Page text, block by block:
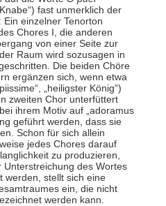
fast unmerklich der
einzelner Tenorton
Chores I, die anderen
von einer Seite zur
Raum wird sozusagen in
Die beiden Chöre
ergänzen sich, wenn etwa
„heiligster König“)
zweiten Chor unterfüttert
ihrem Motiv auf „adoramus
geführt werden, dass sie
Schon für sich allein
jedes Chores darauf
zu produzieren,
des Wortes
werden, stellt sich eine
ein, die nicht
werden kann.